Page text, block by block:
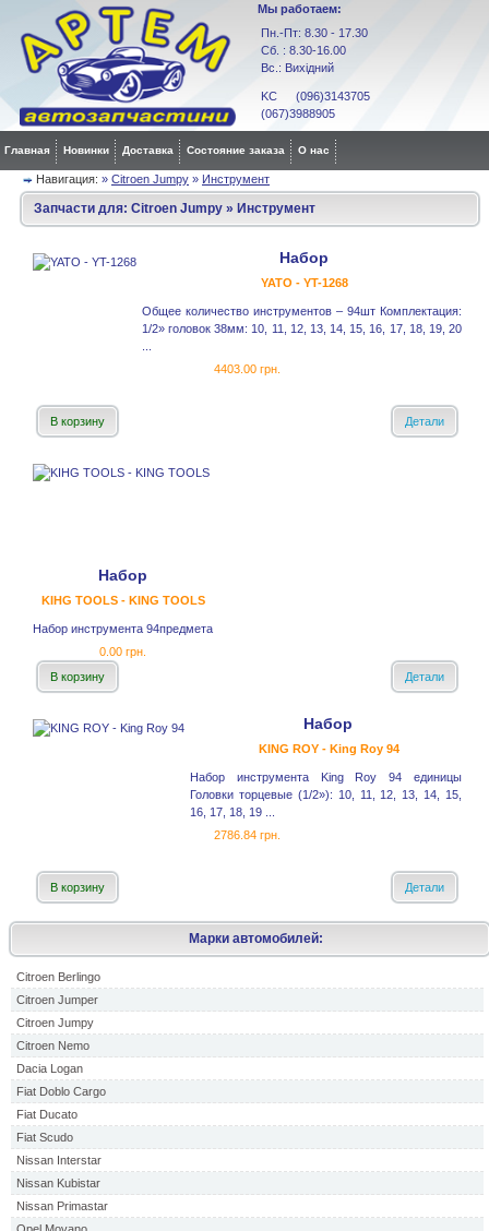
Мы работаем:
Пн.-Пт: 8.30 - 17.30
Сб. : 8.30-16.00
Вс.: Вихідний
KC (096)3143705
(067)3988905
Главная Новинки Доставка Состояние заказа О нас
Навигация: » Citroen Jumpy » Инструмент
Марки автомобилей:
Citroen Berlingo
Citroen Jumper
Citroen Jumpy
Citroen Nemo
Dacia Logan
Fiat Doblo Cargo
Fiat Ducato
Fiat Scudo
Nissan Interstar
Nissan Kubistar
Nissan Primastar
Запчасти для: Citroen Jumpy » Инструмент
Набор
YATO - YT-1268
Общее количество инструментов – 94шт Комплектация:
1/2» головок 38мм: 10, 11, 12, 13, 14, 15, 16, 17, 18, 19, 20
4403.00 грн.
В корзину Детали
Набор
KIHG TOOLS - KING TOOLS
Набор инструмента 94предмета
0.00 грн.
В корзину
Детали
Набор
KING ROY - King Roy 94
Набор инструмента King Roy 94 единицы
Головки торцевые (1/2»): 10, 11, 12, 13, 14, 15,
16, 17, 18, 19 ...
2786.84 грн.
В корзину Детали